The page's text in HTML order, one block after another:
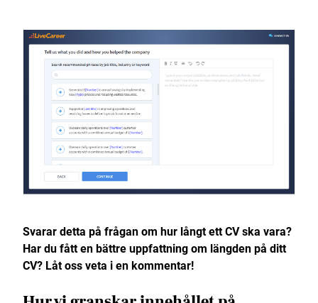
Svarar detta på frågan om hur långt ett CV ska vara?
Har du fått en bättre uppfattning om längden på ditt
CV? Låt oss veta i en kommentar!